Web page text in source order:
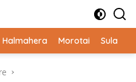
Halmahera Morotai Sula